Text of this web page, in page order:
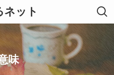
ネット
味